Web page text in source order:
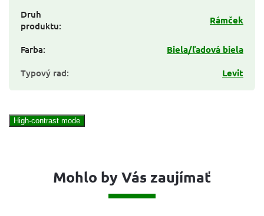
Druh
produktu: Rámček
Farba:
Biela/ľadová biela
Typový rad: Levit
High-contrast mode
Mohlo by Vás zaujímať